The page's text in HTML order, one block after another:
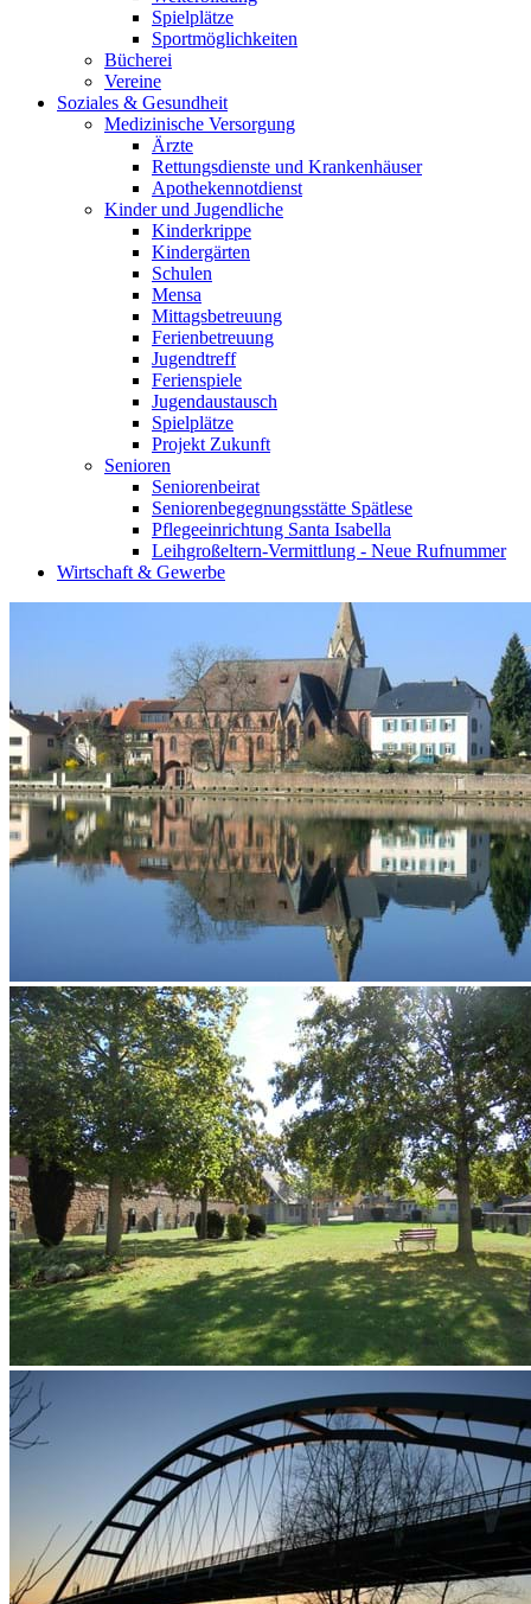
Spielplätze
Sportmöglichkeiten
Bücherei
Vereine
Soziales & Gesundheit
Medizinische Versorgung
Ärzte
Rettungsdienste und Krankenhäuser
Apothekennotdienst
Kinder und Jugendliche
Kinderkrippe
Kindergärten
Schulen
Mensa
Mittagsbetreuung
Ferienbetreuung
Jugendtreff
Ferienspiele
Jugendaustausch
Spielplätze
Projekt Zukunft
Senioren
Seniorenbeirat
Seniorenbegegnungsstätte Spätlese
Pflegeeinrichtung Santa Isabella
Leihgroßeltern-Vermittlung - Neue Rufnummer
Wirtschaft & Gewerbe